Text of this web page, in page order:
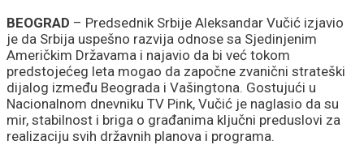
BEOGRAD – Predsednik Srbije Aleksandar Vučić izjavio
je da Srbija uspešno razvija odnose sa Sjedinjenim
Američkim Državama i najavio da bi već tokom
predstojećeg leta mogao da započne zvanični strateški
dijalog između Beograda i Vašingtona. Gostujući u
Nacionalnom dnevniku TV Pink, Vučić je naglasio da su
mir, stabilnost i briga o građanima ključni preduslovi za
realizaciju svih državnih planova i programa.